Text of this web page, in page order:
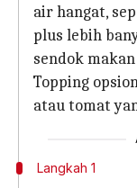
air hangat,
plus lebih
sendok
Topping
atau tomat
Langkah 1